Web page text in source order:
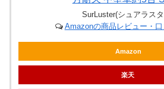
SurLuster(シュアラス
Amazonの商品レビュー・
Amazon
楽天